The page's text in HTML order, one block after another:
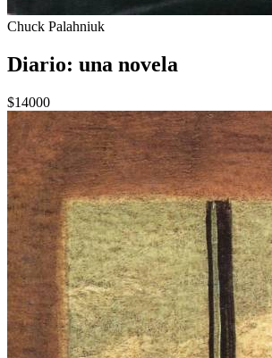
Chuck Palahniuk
Diario: una novela
$14000